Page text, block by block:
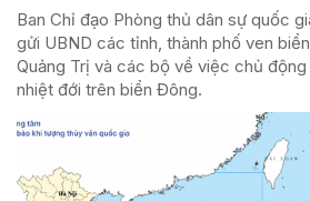
Ban Chỉ đạo Phòng thủ dân sự quốc
gửi UBND các tỉnh, thành phố ven
Quảng Trị và các bộ về việc chủ
nhiệt đới trên biển Đông.